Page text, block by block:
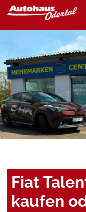
Fiat
kaufen